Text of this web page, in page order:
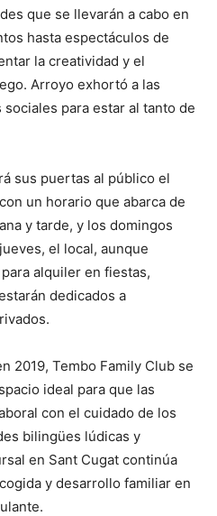
que se llevarán a cabo en
hasta espectáculos de
la creatividad y el
Arroyo exhortó a las
para estar al tanto de
sus puertas al público el
un horario que abarca de
y tarde, y los domingos
el local, aunque
alquiler en fiestas,
dedicados a
2019, Tembo Family Club se
ideal para que las
con el cuidado de los
bilingües lúdicas y
en Sant Cugat continúa
y desarrollo familiar en